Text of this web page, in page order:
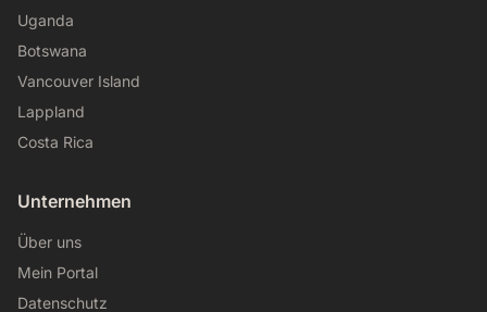
Uganda
Botswana
Vancouver Island
Lappland
Costa Rica
Unternehmen
Über uns
Mein Portal
Datenschutz